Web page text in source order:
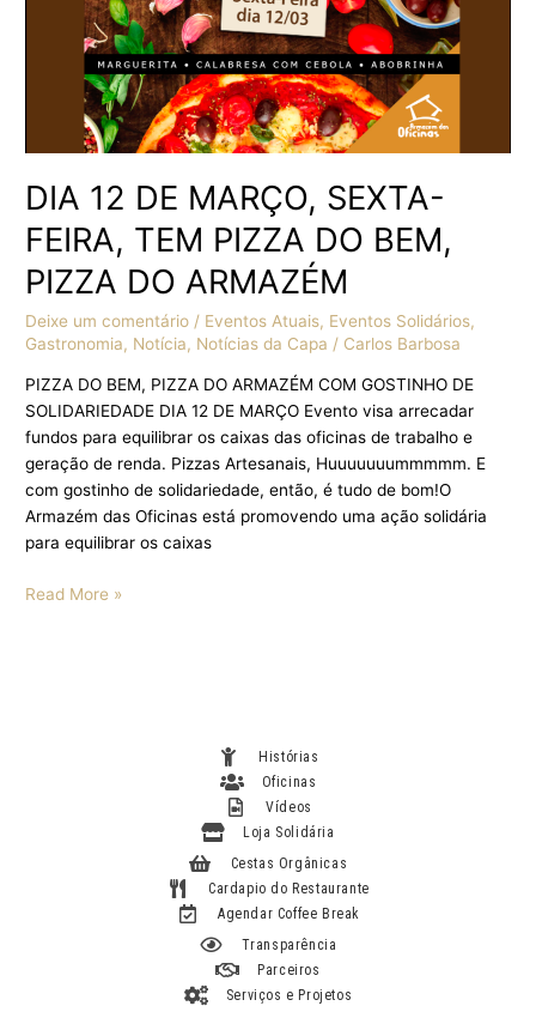
DIA 12 DE MARÇO, SEXTA-
FEIRA, TEM PIZZA DO BEM,
PIZZA DO ARMAZÉM
Deixe um comentário / Eventos Atuais, Eventos Solidários,
Gastronomia, Notícia, Notícias da Capa / Carlos Barbosa
PIZZA DO BEM, PIZZA DO ARMAZÉM COM GOSTINHO DE
SOLIDARIEDADE DIA 12 DE MARÇO Evento visa arrecadar
fundos para equilibrar os caixas das oficinas de trabalho e
geração de renda. Pizzas Artesanais, Huuuuuuummmmm. E
com gostinho de solidariedade, então, é tudo de bom!O
Armazém das Oficinas está promovendo uma ação solidária
para equilibrar os caixas
ARMAZÉM
Read More »
Histórias
Oficinas
Vídeos
Loja Solidária
Cestas Orgânicas
Cardapio do Restaurante
Agendar Coffee Break
Transparência
Parceiros
Serviços e Projetos